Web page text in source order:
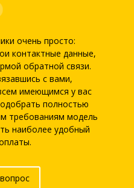
очень просто:
контактные данные,
обратной связи.
с вами,
имеющимся у вас
полностью
требованиям модель
наиболее удобный